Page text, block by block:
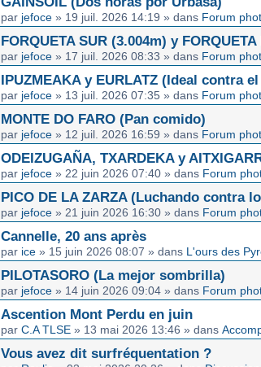
par jefoce » 19 juil. 2026 14:19 » dans Forum
FORQUETA SUR (3.004m) y
par jefoce » 17 juil. 2026 08:33 » dans Forum
IPUZMEAKA y EURLATZ (Ideal contra
par jefoce » 13 juil. 2026 07:35 » dans Forum
MONTE DO FARO (Pan comido)
par jefoce » 12 juil. 2026 16:59 » dans Forum
ODEIZUGAÑA, TXARDEKA y
par jefoce » 22 juin 2026 07:40 » dans Forum
PICO DE LA ZARZA (Luchando contra
par jefoce » 21 juin 2026 16:30 » dans Forum
Cannelle, 20 ans après
par ice » 15 juin 2026 08:07 » dans L'ours des
PILOTASORO (La mejor sombrilla)
par jefoce » 14 juin 2026 09:04 » dans Forum
Ascention Mont Perdu en juin
par C.A TLSE » 13 mai 2026 13:46 » dans
Vous avez dit surfréquentation ?